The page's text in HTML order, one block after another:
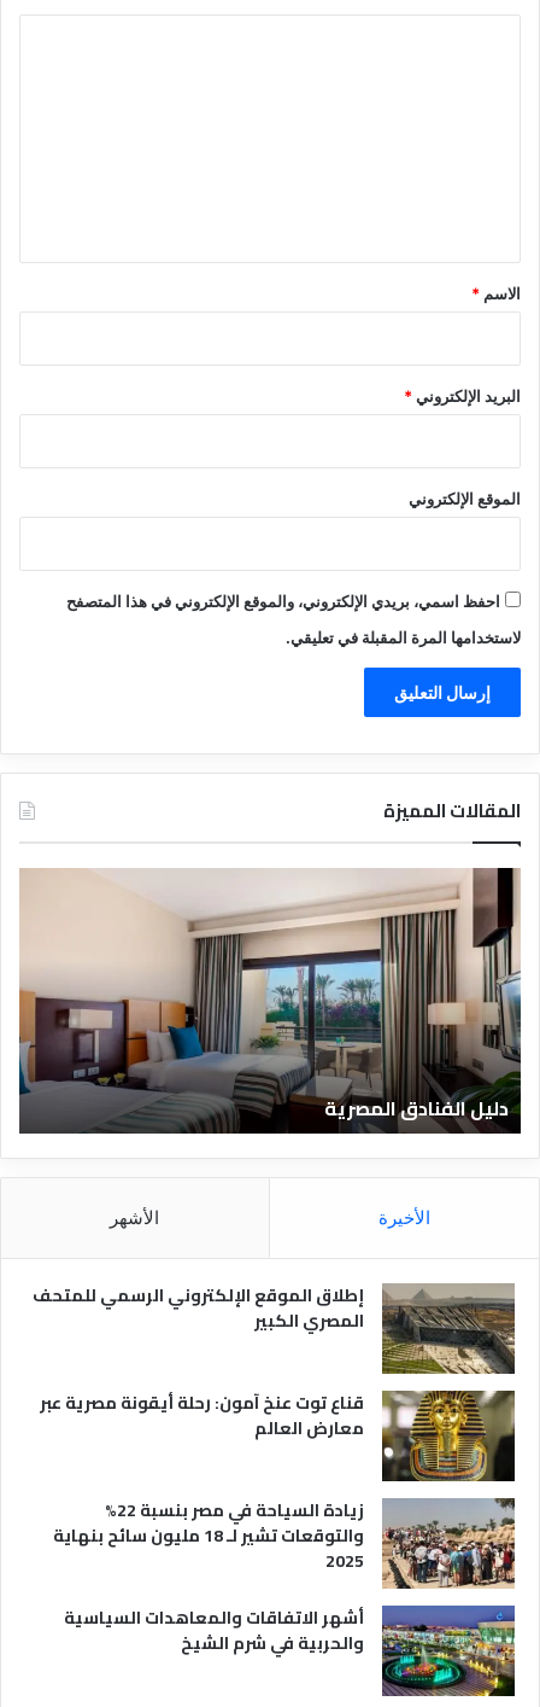
*
الاسم *
البريد الإلكتروني*
الموقع الإلكتروني
احفظ اسمي، بريدي الإلكتروني، والموقع الإلكتروني في هذا المتصفح
لاستخدامها المرة المقبلة في تعليقي.
المقالات المميزة
ا
ل
ف
ن
ا
د
ق
ا
ل
ر
ة
دليل الفنادق المصرية
ق
و
الأخيرة الأشهر
إطلاق الموقع الإلكتروني الرسمي للمتحف
المصري الكبير
قناع توت عنخ آمون: رحلة أيقونة مصرية عبر
معارض العالم
زيادة السياحة في مصر بنسبة 22%
والتوقعات تشير لـ 18 مليون سائح بنهاية
2025
أشهر الاتفاقات والمعاهدات السياسية
والحربية في شرم الشيخ